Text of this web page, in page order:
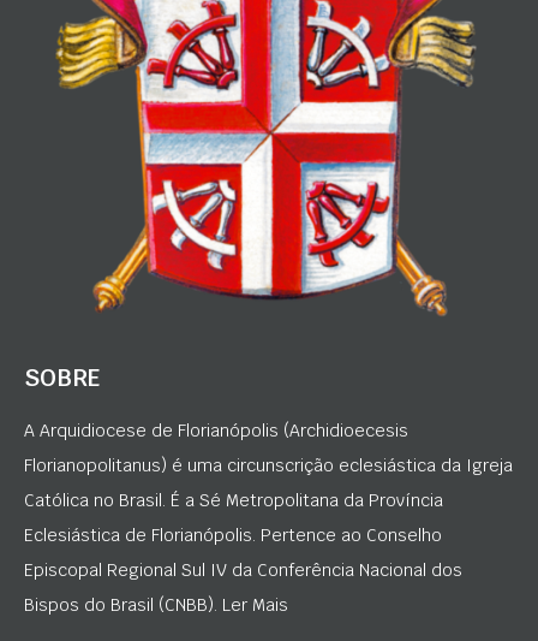
SOBRE
A Arquidiocese de Florianópolis (Archidioecesis
Florianopolitanus) é uma circunscrição eclesiástica da Igreja
Católica no Brasil. É a Sé Metropolitana da Província
Eclesiástica de Florianópolis. Pertence ao Conselho
Episcopal Regional Sul IV da Conferência Nacional dos
Bispos do Brasil (CNBB). Ler Mais